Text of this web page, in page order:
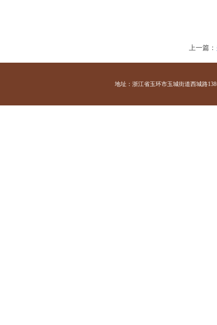
上一篇：
地址：浙江省玉环市玉城街道西城路